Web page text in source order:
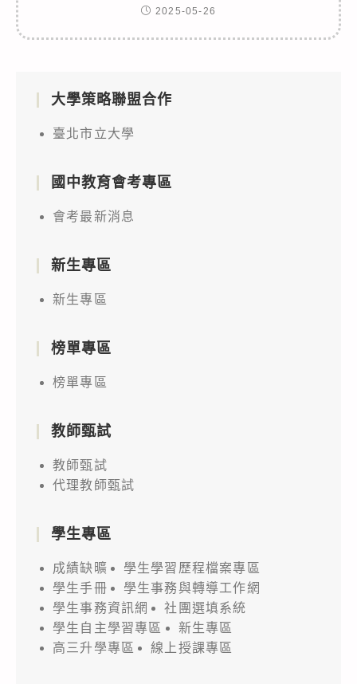
2025-05-26
大學策略聯盟合作
臺北市立大學
國中教育會考專區
會考最新消息
新生專區
新生專區
榜單專區
榜單專區
教師甄試
教師甄試
代理教師甄試
學生專區
成績缺曠
學生學習歷程檔案專區
學生手冊
學生事務與轉導工作網
學生事務資訊網
社團選填系統
學生自主學習專區
新生專區
高三升學專區
線上授課專區